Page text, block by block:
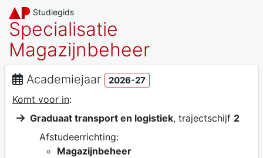
Studiegids
Specialisatie
Magazijnbeheer
Academiejaar 2026-27
Komt voor in:
Graduaat transport en logistiek, trajectschijf 2
Afstudeerrichting:
Magazijnbeheer